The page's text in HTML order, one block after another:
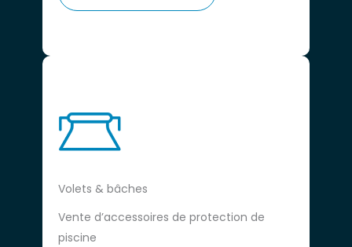
Volets & bâches
Vente d’accessoires de protection de
piscine